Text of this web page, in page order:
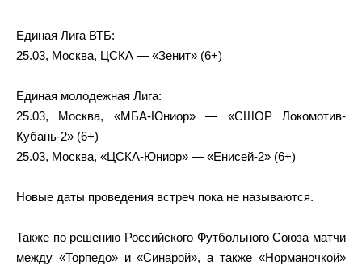
Единая Лига ВТБ:
25.03, Москва, ЦСКА — «Зенит» (6+)
Единая молодежная Лига:
25.03, Москва, «МБА-Юниор» — «СШОР Локомотив-
Кубань-2» (6+)
25.03, Москва, «ЦСКА-Юниор» — «Енисей-2» (6+)
Новые даты проведения встреч пока не называются.
Также по решению Российского Футбольного Союза матчи
между «Торпедо» и «Синарой», а также «Норманочкой»